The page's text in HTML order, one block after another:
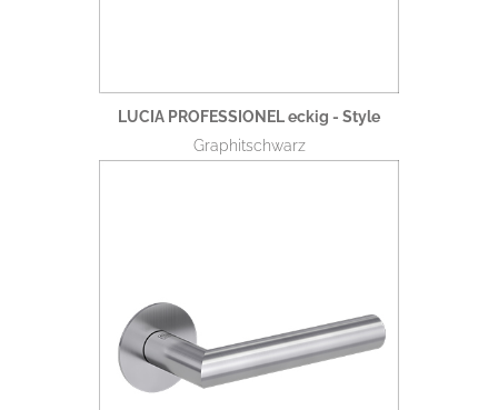
LUCIA PROFESSIONEL eckig - Style
Graphitschwarz